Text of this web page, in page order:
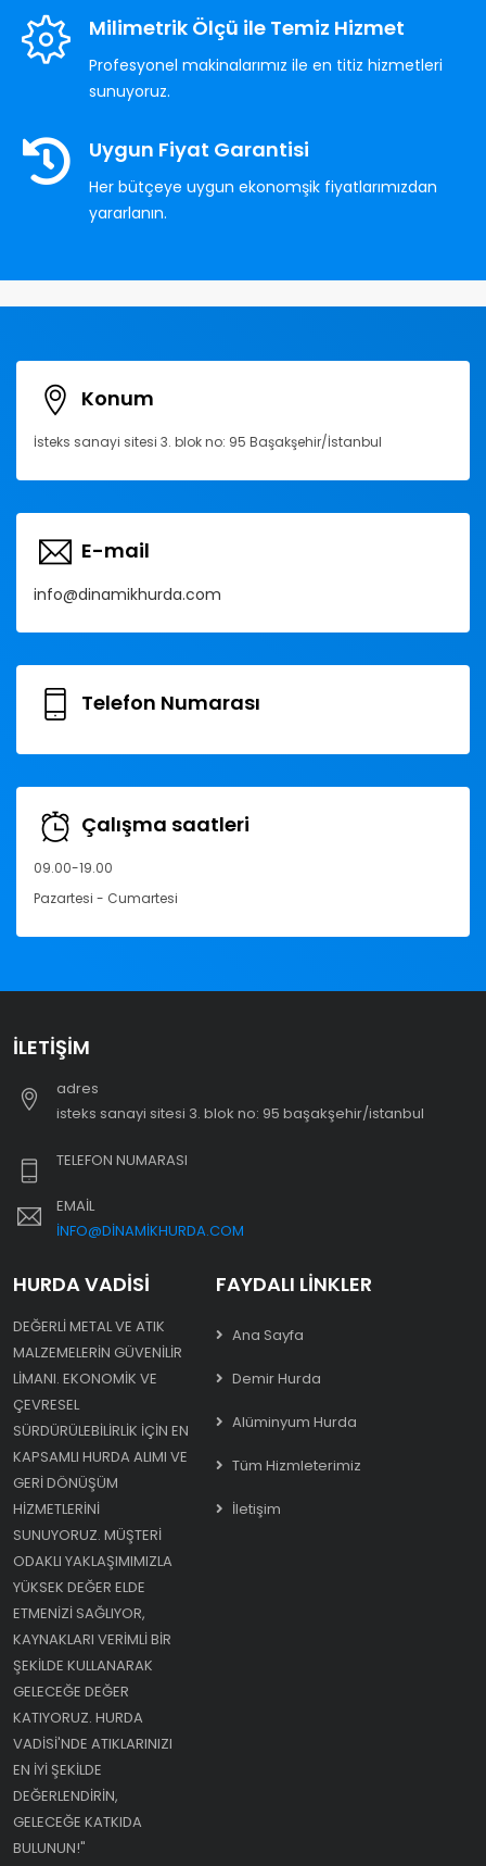
Milimetrik Ölçü ile Temiz Hizmet
Profesyonel makinalarımız ile en titiz hizmetleri
sunuyoruz.
Uygun Fiyat Garantisi
Her bütçeye uygun ekonomşik fiyatlarımızdan
yararlanın.
Konum
İsteks sanayi sitesi 3. blok no: 95 Başakşehir/İstanbul
E-mail
info@dinamikhurda.com
Telefon Numarası
Çalışma saatleri
09.00-19.00
Pazartesi - Cumartesi
İLETIŞIM
adres
i̇steks sanayi sitesi 3. blok no: 95 başakşehir/i̇stanbul
TELEFON NUMARASI
EMAIL
INFO@DINAMIKHURDA.COM
HURDA VADISI
DEĞERLI METAL VE ATIK
MALZEMELERIN GÜVENILIR
LIMANI. EKONOMIK VE
ÇEVRESEL
SÜRDÜRÜLEBILIRLIK IÇIN EN
KAPSAMLI HURDA ALIMI VE
GERI DÖNÜŞÜM
HIZMETLERINI
SUNUYORUZ. MÜŞTERI
ODAKLI YAKLAŞIMIMIZLA
YÜKSEK DEĞER ELDE
ETMENIZI SAĞLIYOR,
KAYNAKLARI VERIMLI BIR
ŞEKILDE KULLANARAK
GELECEĞE DEĞER
KATIYORUZ. HURDA
VADISI'NDE ATIKLARINIZI
EN IYI ŞEKILDE
DEĞERLENDIRIN,
GELECEĞE KATKIDA
BULUNUN!"
FAYDALI LINKLER
Ana Sayfa
Demir Hurda
Alüminyum Hurda
Tüm Hizmleterimiz
İletişim